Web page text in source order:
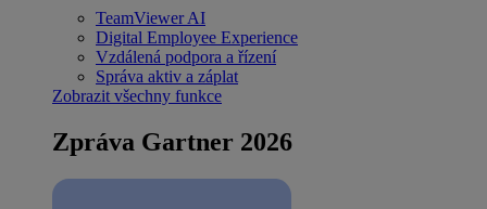
TeamViewer AI
Digital Employee Experience
Vzdálená podpora a řízení
Správa aktiv a záplat
Zobrazit všechny funkce
Zpráva Gartner 2026